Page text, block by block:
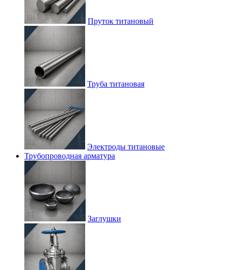
Пруток титановый
Труба титановая
Электроды титановые
Трубопроводная арматура
Заглушки